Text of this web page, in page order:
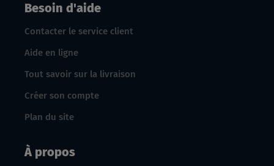
Besoin d'aide
Contacter le service client
Aide en ligne
Tout savoir sur la livraison
Créer son compte
Plan du site
À propos